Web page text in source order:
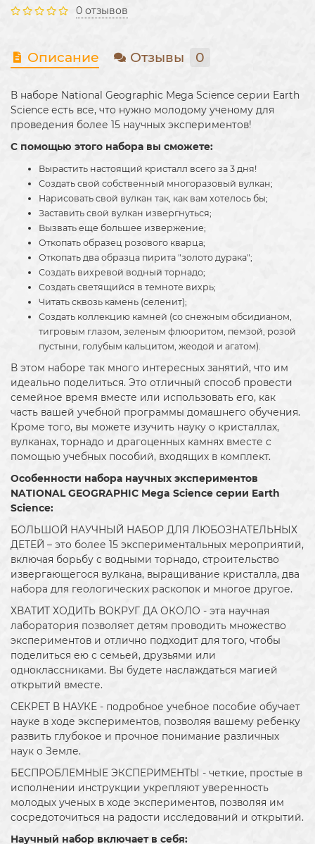
0 отзывов
Описание Отзывы 0
В наборе National Geographic Mega Science серии Earth
Science есть все, что нужно молодому ученому для
проведения более 15 научных экспериментов!
С помощью этого набора вы сможете:
Вырастить настоящий кристалл всего за 3 дня!
Создать свой собственный многоразовый вулкан;
Нарисовать свой вулкан так, как вам хотелось бы;
Заставить свой вулкан извергнуться;
Вызвать еще большее извержение;
Откопать образец розового кварца;
Откопать два образца пирита "золото дурака";
Создать вихревой водный торнадо;
Создать светящийся в темноте вихрь;
Читать сквозь камень (селенит);
Создать коллекцию камней (со снежным обсидианом,
тигровым глазом, зеленым флюоритом, пемзой, розой
пустыни, голубым кальцитом, жеодой и агатом).
В этом наборе так много интересных занятий, что им
идеально поделиться. Это отличный способ провести
семейное время вместе или использовать его, как
часть вашей учебной программы домашнего обучения.
Кроме того, вы можете изучить науку о кристаллах,
вулканах, торнадо и драгоценных камнях вместе с
помощью учебных пособий, входящих в комплект.
Особенности набора научных экспериментов
NATIONAL GEOGRAPHIC Mega Science серии Earth
Science:
БОЛЬШОЙ НАУЧНЫЙ НАБОР ДЛЯ ЛЮБОЗНАТЕЛЬНЫХ
ДЕТЕЙ – это более 15 экспериментальных мероприятий,
включая борьбу с водными торнадо, строительство
извергающегося вулкана, выращивание кристалла, два
набора для геологических раскопок и многое другое.
ХВАТИТ ХОДИТЬ ВОКРУГ ДА ОКОЛО - эта научная
лаборатория позволяет детям проводить множество
экспериментов и отлично подходит для того, чтобы
поделиться ею с семьей, друзьями или
одноклассниками. Вы будете наслаждаться магией
открытий вместе.
СЕКРЕТ В НАУКЕ - подробное учебное пособие обучает
науке в ходе экспериментов, позволяя вашему ребенку
развить глубокое и прочное понимание различных
наук о Земле.
БЕСПРОБЛЕМНЫЕ ЭКСПЕРИМЕНТЫ - четкие, простые в
исполнении инструкции укрепляют уверенность
молодых ученых в ходе экспериментов, позволяя им
сосредоточиться на радости исследований и открытий.
Научный набор включает в себя: